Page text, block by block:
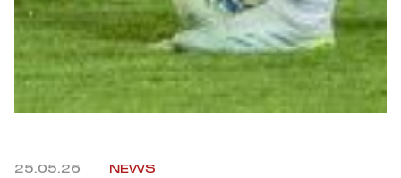
25.05.26 NEWS